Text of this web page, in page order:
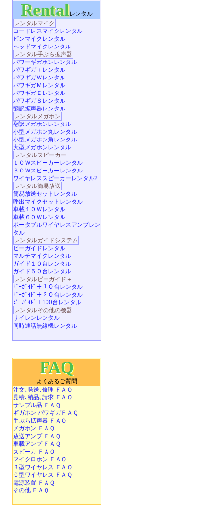
Rentalレンタル
レンタルマイク
コードレスマイクレンタル
ピンマイクレンタル
ヘッドマイクレンタル
レンタル手ぶら拡声器
パワーギガホンレンタル
パワギガ＋レンタル
パワギガＷレンタル
パワギガＭレンタル
パワギガＥレンタル
パワギガＳレンタル
翻訳拡声器レンタル
レンタルメガホン
翻訳メガホンレンタル
小型メガホン丸レンタル
小型メガホン角レンタル
大型メガホンレンタル
レンタルスピーカー
１０Ｗスピーカーレンタル
３０Ｗスピーカーレンタル
ワイヤレススピーカーレンタル2
レンタル簡易放送
簡易放送セットレンタル
呼出マイクセットレンタル
車載１０Ｗレンタル
車載６０Ｗレンタル
ポータブルワイヤレスアンプレン
タル
レンタルガイドシステム
ビーガイドレンタル
マルチマイクレンタル
ガイド１０台レンタル
ガイド５０台レンタル
レンタルビーガイド＋
ﾋﾞｰｶﾞｲﾄﾞ＋１０台レンタル
ﾋﾞｰｶﾞｲﾄﾞ＋２０台レンタル
ﾋﾞｰｶﾞｲﾄﾞ＋100台レンタル
レンタルその他の機器
サイレンレンタル
同時通話無線機レンタル
FAQ
よくあるご質問
注文､発送､修理 ＦＡＱ
見積､納品､請求 ＦＡＱ
サンプル品 ＦＡＱ
ギガホン パワギガＦＡＱ
手ぶら拡声器 ＦＡＱ
メガホン ＦＡＱ
放送アンプ ＦＡＱ
車載アンプ ＦＡＱ
スピーカ ＦＡＱ
マイクロホン ＦＡＱ
Ｂ型ワイヤレス ＦＡＱ
Ｃ型ワイヤレス ＦＡＱ
電源装置 ＦＡＱ
その他 ＦＡＱ